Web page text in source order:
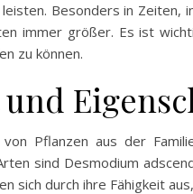
Besonders in Zeiten,
immer größer. Es ist
zu können.
Pflanzen aus der
sind Desmodium
sich durch ihre Fähigkeit